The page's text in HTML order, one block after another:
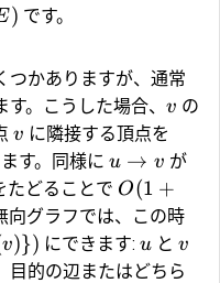
) です。
つかありますが、通常
。こうした場合、 v の
v に隣接する頂点を
す。同様にu → v が
たどることで O(1 +
向グラフでは、この時
v)}) にできます: uと v
目的の辺またはどちら